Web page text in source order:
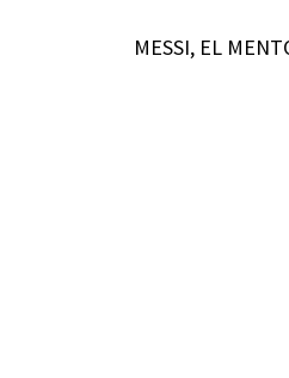
MESSI, EL